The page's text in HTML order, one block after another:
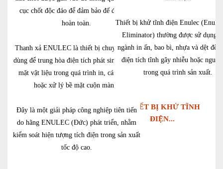
cục chốt độc đáo để đảm bảo đế được xả
hoàn toàn.
Thanh xả ENULEC là thiết bị chuyên dụng
dùng để trung hòa điện tích phát sinh trên bề
mặt vật liệu trong quá trình in, cán màng
hoặc xử lý bề mặt cuộn màng.
Đây là một giải pháp công nghiệp tiên tiến
do hãng ENULEC (Đức) phát triển, nhằm
kiểm soát hiện tượng tích điện trong sản xuất
tốc độ cao.
Thiết bị khử tĩnh điện Enulec
Eliminator) thường được sử dụng
ngành in ấn, bao bì, nhựa và dệt để
điện tích tĩnh gây nhiễu hoặc nguy
trong quá trình sản xuất.
THIẾT BỊ KHỬ TĨNH
ĐIỆN...